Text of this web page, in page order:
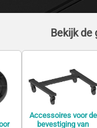
Bekijk de
Accessoires voor de
bevestiging van